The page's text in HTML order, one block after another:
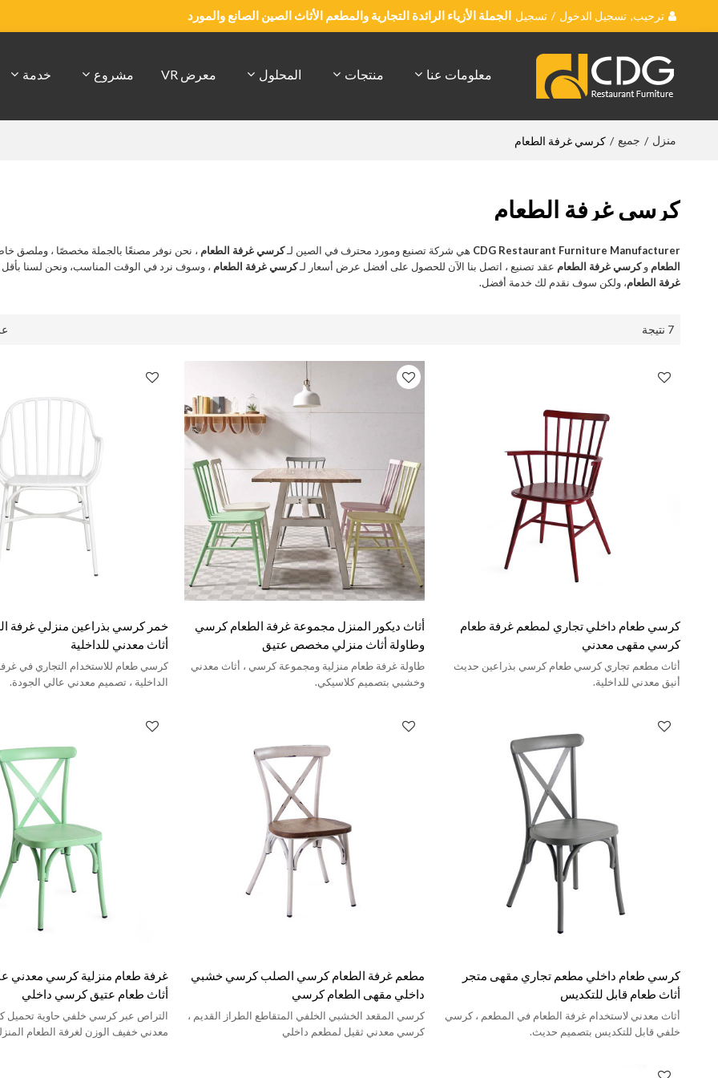
ترحيب, تسجيل الدخول / تسجيل الجملة الأزياء الرائدة التجارية والمطعم الأثاث الصين الصانع والمورد
معلومات عنا منتجات المحلول معرض VR مشروع خدمة
منزل / جميع / كرسي غرفة الطعام
كرسي غرفة الطعام
CDG Restaurant Furniture Manufacturer هي شركة تصنيع ومورد محترف في الصين لـكرسي غرفة الطعام ، نحن نوفر مصنعًا بالجملة مخصصًا ، وملصق
الطعام وكرسي غرفة الطعام عقد تصنيع ، اتصل بنا الآن للحصول على أفضل عرض أسعار لـكرسي غرفة الطعام ، وسوف نرد في الوقت المناسب، ونحن لسنا
غرفة الطعام، ولكن سوف نقدم لك خدمة أفضل.
7 نتيجة
كرسي طعام داخلي تجاري لمطعم غرفة طعام
كرسي مقهى معدني
أثاث مطعم تجاري كرسي طعام كرسي بذراعين حديث
أنيق معدني للداخلية.
أثاث ديكور المنزل مجموعة غرفة الطعام كرسي
وطاولة أثاث منزلي مخصص عتيق
طاولة غرفة طعام منزلية ومجموعة كرسي ، أثاث معدني
وخشبي بتصميم كلاسيكي.
خمر كرسي بذراعين منزلي غرفة
أثاث معدني للداخلية
كرسي طعام للاستخدام التجاري في
الداخلية ، تصميم معدني عالي الجودة.
كرسي طعام داخلي مطعم تجاري مقهى متجر
أثاث طعام قابل للتكديس
أثاث معدني لاستخدام غرفة الطعام في المطعم ، كرسي
خلفي قابل للتكديس بتصميم حديث.
مطعم غرفة الطعام كرسي الصلب كرسي خشبي
داخلي مقهى الطعام كرسي
كرسي المقعد الخشبي الخلفي المتقاطع الطراز القديم ،
كرسي معدني ثقيل لمطعم داخلي
غرفة طعام منزلية كرسي معدني
أثاث طعام عتيق كرسي داخلي
التراص عبر كرسي خلفي حاوية تحميل
معدني خفيف الوزن لغرفة الطعام